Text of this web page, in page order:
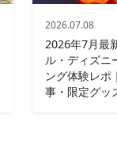
2026.07.08
2026年7月最
ル・ディズニ
ング体験レポ
事・限定グッ